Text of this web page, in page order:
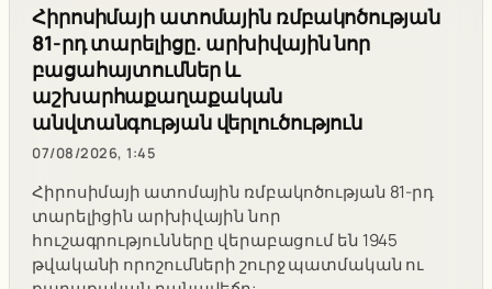
Հիրոսիմայի ատոմային ռմբակոծության
81-րդ տարելիցը. արխիվային նոր
բացահայտումներ և
աշխարհաքաղաքական
անվտանգության վերլուծություն
07/08/2026, 1:45
Հիրոսիմայի ատոմային ռմբակոծության 81-րդ
տարելիցին արխիվային նոր
հուշագրությունները վերաբացում են 1945
թվականի որոշումների շուրջ պատմական ու